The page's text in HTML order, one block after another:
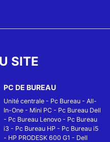
SITE
PC DE BUREAU
Unité centrale - Pc Bureau - All-
In-One - Mini PC - Pc Bureau Dell
- Pc Bureau Lenovo - Pc Bureau
i3 - Pc Bureau HP - Pc Bureau i5
- HP PRODESK 600 G1 - Dell